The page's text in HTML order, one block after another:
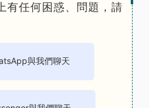
有任何困惑、問題，請
與我們聊天